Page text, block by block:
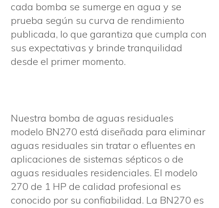
cada bomba se sumerge en agua y se
prueba según su curva de rendimiento
publicada, lo que garantiza que cumpla con
sus expectativas y brinde tranquilidad
desde el primer momento.
Nuestra bomba de aguas residuales
modelo BN270 está diseñada para eliminar
aguas residuales sin tratar o efluentes en
aplicaciones de sistemas sépticos o de
aguas residuales residenciales. El modelo
270 de 1 HP de calidad profesional es
conocido por su confiabilidad. La BN270 es